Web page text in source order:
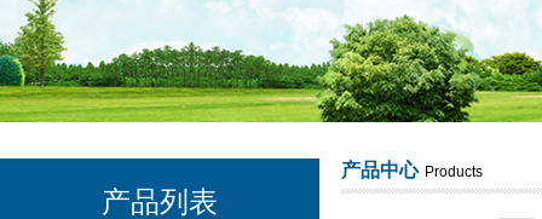
西安可雷可水电设备有限公司
产品列表
产品中心 Products